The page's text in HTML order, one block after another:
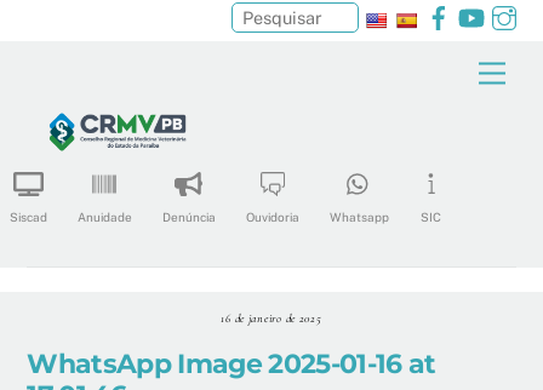
content
Facebook
Siscad Anuidade Denúncia Ouvidoria Whatsapp SIC
Pesquisar
16 de janeiro de 2025
WhatsApp Image 2025-01-16 at